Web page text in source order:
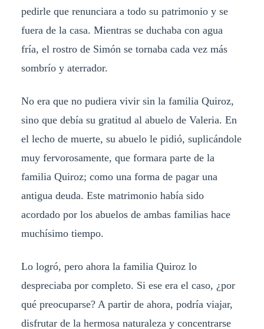
pedirle que renunciara a todo su patrimonio y se
fuera de la casa. Mientras se duchaba con agua
fría, el rostro de Simón se tornaba cada vez más
sombrío y aterrador.
No era que no pudiera vivir sin la familia Quiroz,
sino que debía su gratitud al abuelo de Valeria. En
el lecho de muerte, su abuelo le pidió, suplicándole
muy fervorosamente, que formara parte de la
familia Quiroz; como una forma de pagar una
antigua deuda. Este matrimonio había sido
acordado por los abuelos de ambas familias hace
muchísimo tiempo.
Lo logró, pero ahora la familia Quiroz lo
despreciaba por completo. Si ese era el caso, ¿por
qué preocuparse? A partir de ahora, podría viajar,
disfrutar de la hermosa naturaleza y concentrarse